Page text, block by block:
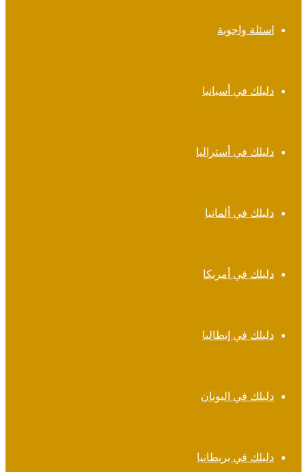
اسئلة واجوبة
دليلك في أسبانيا
دليلك في أستراليا
دليلك في ألمانيا
دليلك في أمريكا
دليلك في إيطاليا
دليلك في اليونان
دليلك في بريطانيا